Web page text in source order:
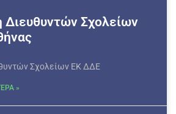
Διευθυντών Σχολείων
Σχολείων ΕΚ ΔΔΕ
»